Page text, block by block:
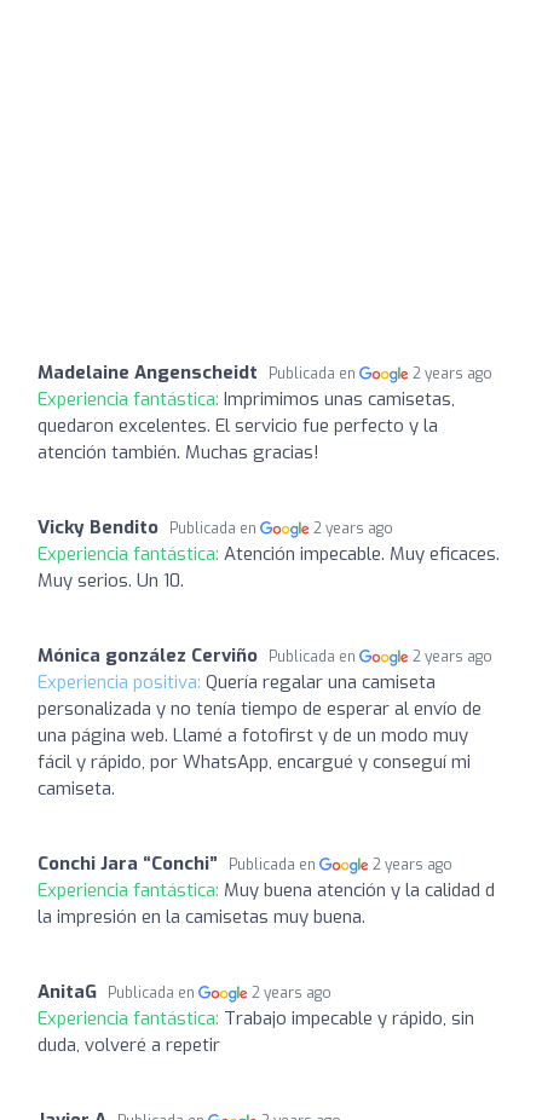
Madelaine Angenscheidt Publicada en 2 years ago
Experiencia fantástica: Imprimimos unas camisetas,
quedaron excelentes. El servicio fue perfecto y la
atención también. Muchas gracias!
Vicky Bendito Publicada en 2 years ago
Experiencia fantástica: Atención impecable. Muy eficaces.
Muy serios. Un 10.
Mónica gonzález Cerviño Publicada en 2 years ago
Experiencia positiva: Quería regalar una camiseta
personalizada y no tenía tiempo de esperar al envío de
una página web. Llamé a fotofirst y de un modo muy
fácil y rápido, por WhatsApp, encargué y conseguí mi
camiseta.
Conchi Jara “Conchi” Publicada en 2 years ago
Experiencia fantástica: Muy buena atención y la calidad d
la impresión en la camisetas muy buena.
AnitaG Publicada en 2 years ago
Experiencia fantástica: Trabajo impecable y rápido, sin
duda, volveré a repetir